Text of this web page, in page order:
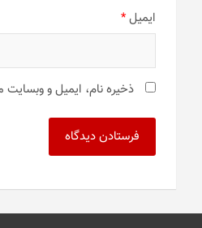
ایمیل*
ذخیره نام، ایمیل و